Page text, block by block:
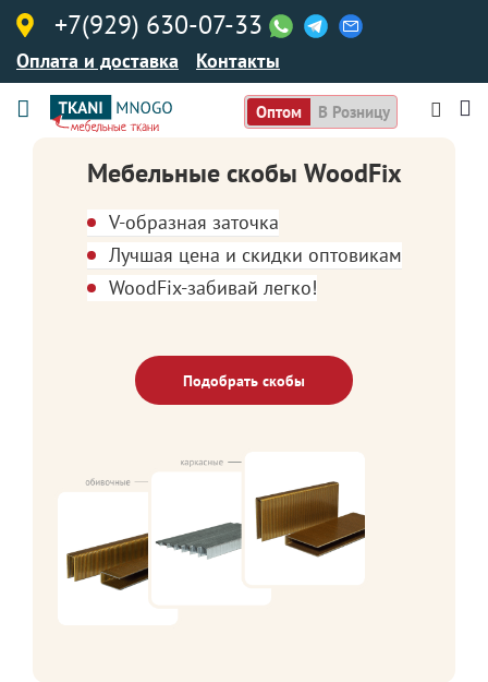
+7(929) 630-07-33
Оплата и доставка Контакты
Оптом В Розницу
Мебельные скобы WoodFix
V-образная заточка
Лучшая цена и скидки оптовикам
WoodFix-забивай легко!
Подобрать скобы